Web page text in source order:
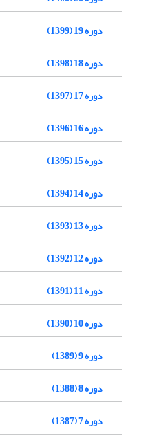
دوره 19 (1399)
دوره 18 (1398)
دوره 17 (1397)
دوره 16 (1396)
دوره 15 (1395)
دوره 14 (1394)
دوره 13 (1393)
دوره 12 (1392)
دوره 11 (1391)
دوره 10 (1390)
دوره 9 (1389)
دوره 8 (1388)
دوره 7 (1387)